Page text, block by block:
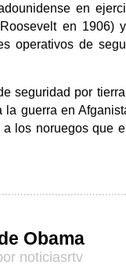
en
en 1906)
operativos de
seguridad por
guerra en
los noruegos que
Obama
noticiasrtv